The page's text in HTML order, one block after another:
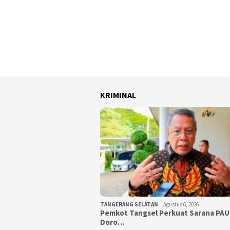
KRIMINAL
TANGERANG SELATAN Agustus 6, 2026
Pemkot Tangsel Perkuat Sarana
Doro…